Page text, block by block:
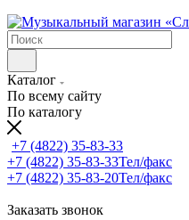
Каталог
По всему сайту
По каталогу
+7 (4822) 35-83-33
+7 (4822) 35-83-33Тел/факс
+7 (4822) 35-83-20Тел/факс
Заказать звонок